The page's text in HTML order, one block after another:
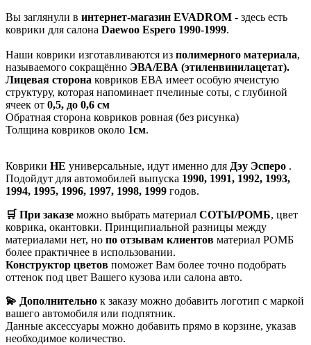
Вы заглянули в интернет-магазин EVADROM - здесь есть
коврики для салона Daewoo Espero 1990-1999.
Наши коврики изготавливаются из полимерного материала,
называемого сокращённо ЭВА/ЕВА (этиленвинилацетат).
Лицевая сторона ковриков ЕВА имеет особую ячеистую
структуру, которая напоминает пчелиные соты, с глубиной
ячеек от 0,5, до 0,6 см
Обратная сторона ковриков ровная (без рисунка)
Толщина ковриков около 1см.
Коврики НЕ универсальные, идут именно для Дэу Эсперо .
Подойдут для автомобилей выпуска 1990, 1991, 1992, 1993,
1994, 1995, 1996, 1997, 1998, 1999 годов.
🛒 При заказе можно выбрать материал СОТЫ/РОМБ, цвет
коврика, окантовки. Принципиальной разницы между
материалами нет, но по отзывам клиентов материал РОМБ
более практичнее в использовании.
Конструктор цветов поможет Вам более точно подобрать
оттенок под цвет Вашего кузова или салона авто.
💫 Дополнительно к заказу можно добавить логотип с маркой
вашего автомобиля или подпятник.
Данные аксессуары можно добавить прямо в корзине, указав
необходимое количество.